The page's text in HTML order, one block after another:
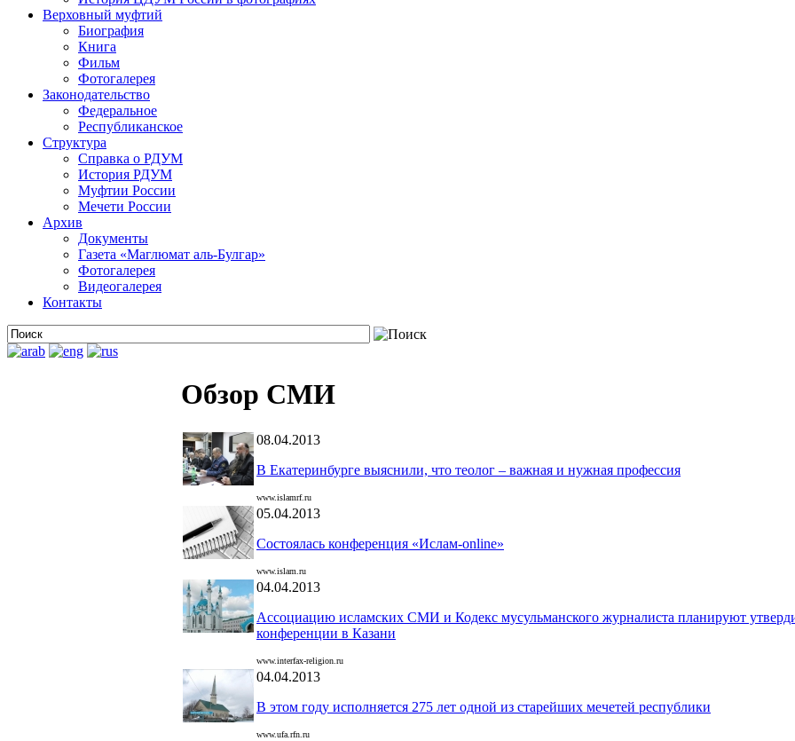
Верховный муфтий
Биография
Книга
Фильм
Фотогалерея
Законодательство
Федеральное
Республиканское
Структура
Справка о РДУМ
История РДУМ
Муфтии России
Мечети России
Архив
Документы
Газета «Маглюмат аль-Булгар»
Фотогалерея
Видеогалерея
Контакты
Обзор СМИ
08.04.2013
В Екатеринбурге выяснили, что теолог – важная и нужная профессия
www.islamrf.ru
05.04.2013
Состоялась конференция «Ислам-online»
www.islam.ru
04.04.2013
Ассоциацию исламских СМИ и Кодекс мусульманского журналиста планируют
конференции в Казани
www.interfax-religion.ru
04.04.2013
В этом году исполняется 275 лет одной из старейших мечетей республики
www.ufa.rfn.ru